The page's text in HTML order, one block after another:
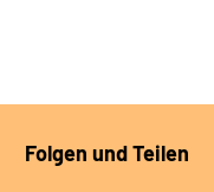
Folgen und Teilen